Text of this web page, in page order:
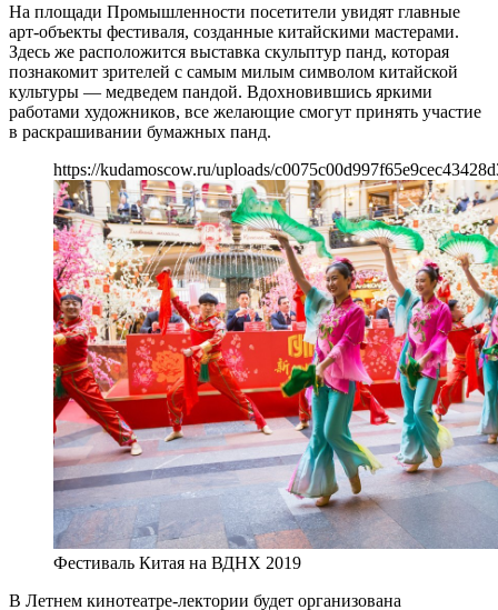
На площади Промышленности посетители увидят главные
арт-объекты фестиваля, созданные китайскими мастерами.
Здесь же расположится выставка скульптур панд, которая
познакомит зрителей с самым милым символом китайской
культуры — медведем пандой. Вдохновившись яркими
работами художников, все желающие смогут принять участие
в раскрашивании бумажных панд.
https://kudamoscow.ru/uploads/
Фестиваль Китая на ВДНХ 2019
В Летнем кинотеатре-лектории будет организована